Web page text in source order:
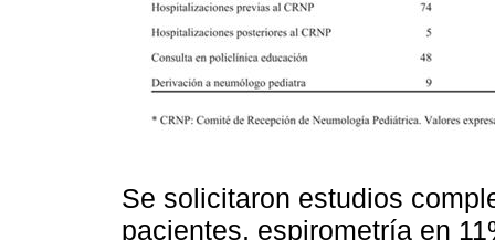
Se solicitaron estudios
pacientes, espirometría en